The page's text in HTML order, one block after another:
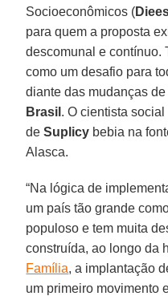
Socioeconômicos (
para quem a proposta
descomunal e contínuo.
como um desafio para
diante das mudanças
Brasil . O cientista
deSuplicy bebia na
Alasca.
“Na lógica de
um país tão grande
populoso e tem muita
construída, ao longo da
Família, a implantação
um primeiro movimento